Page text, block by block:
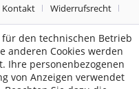
Kontakt
Widerrufsrecht
Impressum
für den technischen Betrieb
anderen Cookies werden
Ihre personenbezogenen
von Anzeigen verwendet